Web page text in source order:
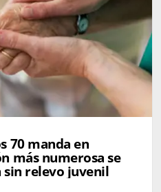
70 manda en
más numerosa se
sin relevo juvenil